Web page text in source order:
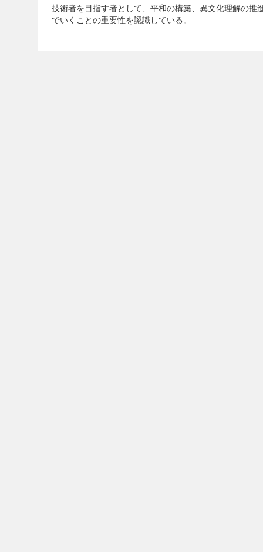
技術者を目指す者として、平和の構築、異文化理解の
でいくことの重要性を認識している。